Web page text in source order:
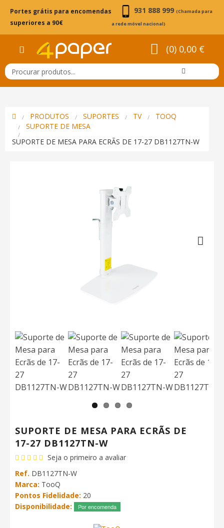
Portes grátis para encomendas
superiores a 90€
931 888 999 (Chamada para
a rede móvel nacional)
(0) 0,00 €
PRODUTOS SUPORTES TV
TOOQ
SUPORTE DE MESA
SUPORTE DE MESA PARA ECRÃS DE 17-27 DB1127TN-W
SUPORTE DE MESA PARA ECRÃS DE
17-27 DB1127TN-W
Seja o primeiro a avaliar
Ref. DB1127TN-W
Marca: TooQ
Pontos Fidelidade: 20
Disponibilidade:
Por encomenda